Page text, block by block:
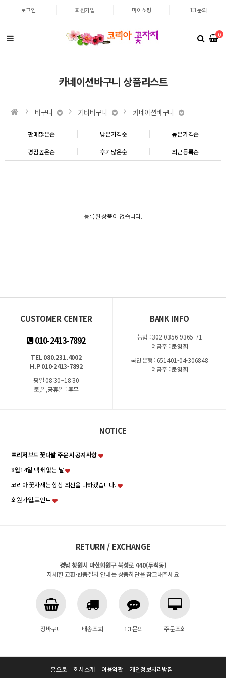
로그인 회원가입 마이쇼핑 1:1문의
0
카네이션바구니 상품리스트
바구니 기타바구니 카네이션바구니
판매많은순 낮은가격순 높은가격순
평점높은순 후기많은순 최근등록순
등록된 상품이 없습니다.
CUSTOMER CENTER
010-2413-7892
TEL 080.231.4002
H.P 010-2413-7892
평일 08:30~18:30
토,일,공휴일 : 휴무
BANK INFO
농협 : 302-0356-9365-71
예금주 :문영희
국민은행 : 651401-04-306848
예금주 :문영희
NOTICE
프리저브드 꽃다발 주문시 공지사항
8월14일 택배 없는 날
코리아 꽃자재는 항상 최선을 다하겠습니다.
회원가입,포인트
RETURN / EXCHANGE
경남 창원시 마산회원구 북성로 440(두척동)
자세한 교환·반품절차 안내는 상품하단을 참고해주세요
장바구니 배송조회 1:1문의 주문조회
홈으로 회사소개 이용약관 개인정보처리방침